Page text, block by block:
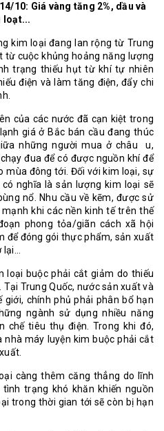
10: Giá vàng tăng 2%, dầu và
loạt...
kim loại đang lan rộng từ Trung
từ cuộc khủng hoảng năng lượng
trạng thiếu hụt từ khí tự nhiên
điện và làm tăng điện, đẩy chi
của các nước đã cạn kiệt trong
giá ở Bắc bán cầu đang thúc
những người mua ở châu u,
đua để có được nguồn khí để
mùa đông tới. Đối với kim loại, sự
nghĩa là sản lượng kim loại sẽ
nổ. Nhu cầu về kẽm, được sử
khi các nền kinh tế trên thế
phong tỏa/giãn cách xã hội
để đóng gói thực phẩm, sản xuất
loại buộc phải cắt giảm do thiếu
Trung Quốc, nước sản xuất và
chính phủ phải phân bổ hạn
ngành sử dụng nhiều năng
chế tiêu thụ điện. Trong khi đó,
nhà máy luyện kim buộc phải cắt
càng thêm căng thẳng do lĩnh
trạng khó khăn khiến nguồn
trong thời gian tới sẽ còn bị hạn